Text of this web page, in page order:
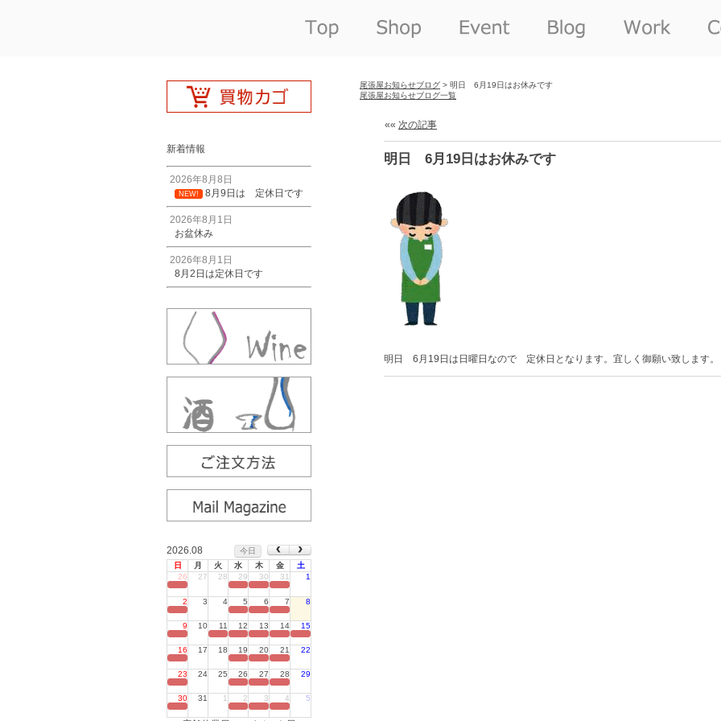
新着情報
2026年8月8日
NEW! 8月9日は 定休日です
2026年8月1日
お盆休み
2026年8月1日
8月2日は定休日です
2026.08
今日
日
月 火 水 木 金
土
26
27 28 29 30 31 1
2 3 4 5 6 7 8
9 10 11 12 13 14 15
16 17 18 19 20 21 22
23 24 25 26 27 28 29
30 31 1 2 3 4 5
尾張屋お知らせブログ > 明日 6月19日はお休みです
尾張屋お知らせブログ一覧
«« 次の記事
明日 6月19日はお休みです
明日 6月19日は日曜日なので 定休日となります。宜しく御願い致します。